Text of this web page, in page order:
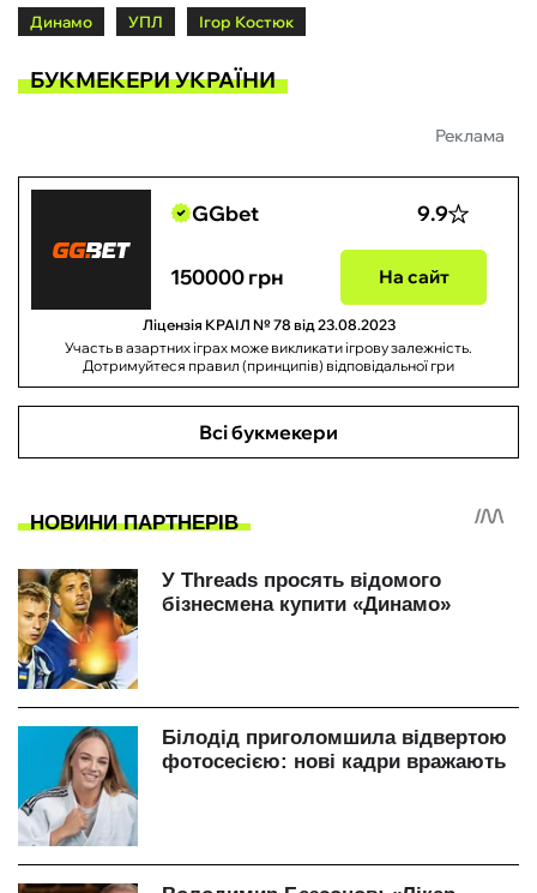
Динамо УПЛ Ігор Костюк
БУКМЕКЕРИ УКРАЇНИ
Реклама
GGbet 9.9
150000 грн На сайт
Ліцензія КРАІЛ № 78 від 23.08.2023
Участь в азартних іграх може викликати ігрову залежність.
Дотримуйтеся правил (принципів) відповідальної гри
Всі букмекери